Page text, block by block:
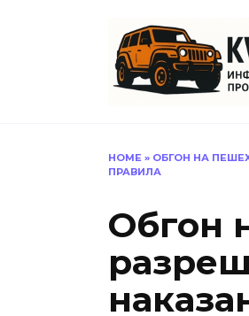
HOME » ОБГОН НА
ПРАВИЛА
Обгон